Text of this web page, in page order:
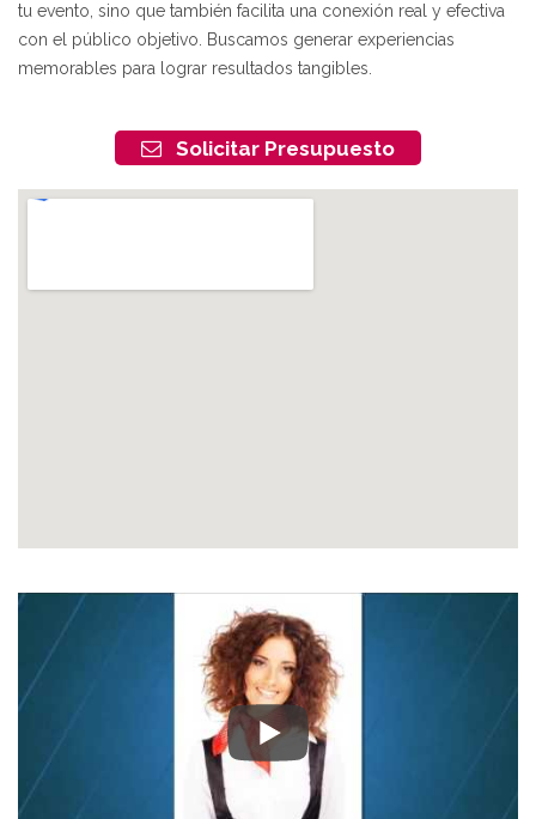
tu evento, sino que también facilita una conexión real y efectiva
con el público objetivo. Buscamos generar experiencias
memorables para lograr resultados tangibles.
Solicitar Presupuesto